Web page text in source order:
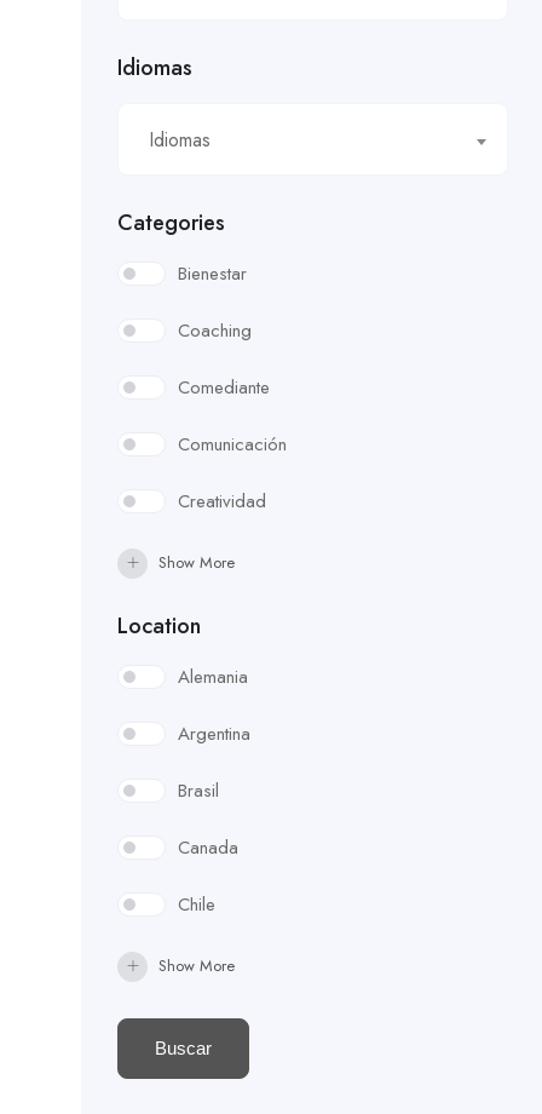
Idiomas
Idiomas
Categories
Bienestar
Coaching
Comediante
Comunicación
Creatividad
Cultura Organizacional
Diversidad e Inclusión
Duelo
Economía
Educación
Empoderamiento
Emprendiemiento
Estrategia
Finanzas Personales
Show More
Location
Alemania
Argentina
Brasil
Canada
Chile
Colombia
Costa Rica
Ecuador
Show More
Buscar